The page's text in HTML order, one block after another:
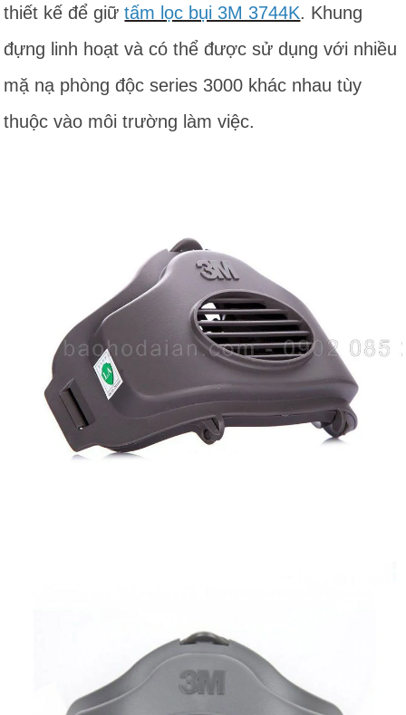
thiết kế để giữtấm lọc bụi 3M 3744K. Khung
đựng linh hoạt và có thể được sử dụng với nhiều
mặ nạ phòng độc series 3000 khác nhau tùy
thuộc vào môi trường làm việc.